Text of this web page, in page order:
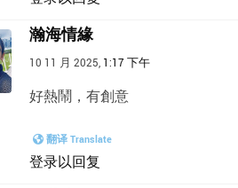
瀚海情緣
10 11 月 2025, 1:17 下午
好熱鬧，有創意
翻译 Translate
登录以回复